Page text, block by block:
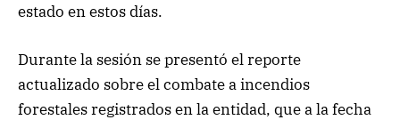
estado en estos días.
Durante la sesión se presentó el reporte
actualizado sobre el combate a incendios
forestales registrados en la entidad, que a la fecha